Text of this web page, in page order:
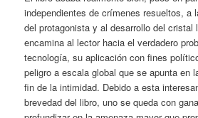
independientes de crímenes resueltos, a
del protagonista y al desarrollo del cristal
encamina al lector hacia el verdadero
tecnología, su aplicación con fines
peligro a escala global que se apunta en
fin de la intimidad. Debido a esta
brevedad del libro, uno se queda con